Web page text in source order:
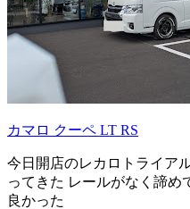
カマロ クーペ LT RS
今日開店のレカロトライア
ってきた レールがなく諦め
良かった